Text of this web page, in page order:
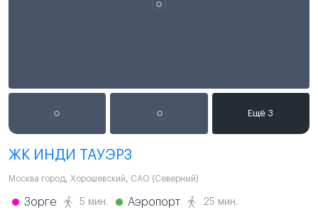
ЖК ИНДИ ТАУЭРЗ
Москва город, Хорошевский, САО (Северный)
Зорге 5 мин. Аэропорт 25 мин.